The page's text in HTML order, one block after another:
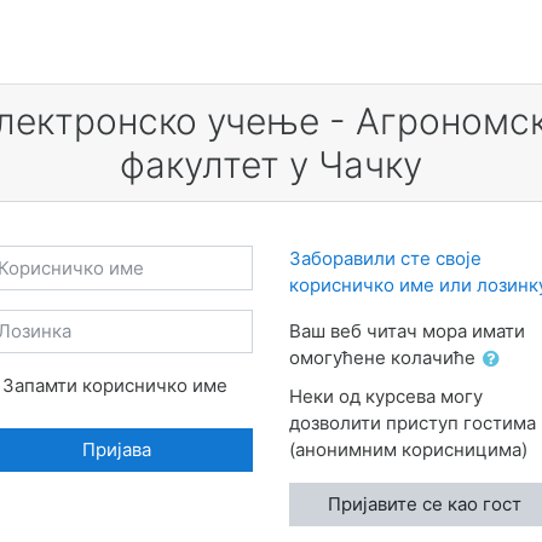
учење -
факултет у Чачку
име
Запамти корисничко име
Пријава
Заборавили сте своје
корисничко име или
Ваш веб читач мора имати
омогућене колачиће
Неки од курсева могу
дозволити приступ гостима
(анонимним корисницима)
Пријавите се као гост